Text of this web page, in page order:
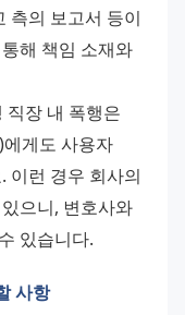
측의 보고서 등이
해 책임 소재와
직장 내 폭행은
게도 사용자
이런 경우 회사의
으니, 변호사와
있습니다.
사항